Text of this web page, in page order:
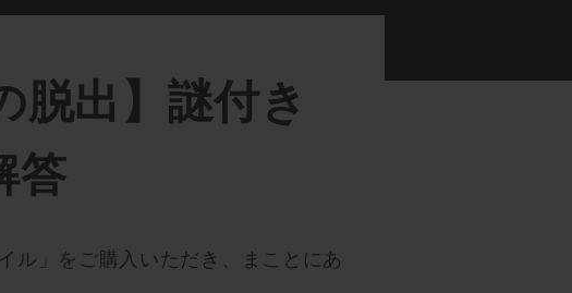
脱出】謎付き
答
ル」をご購入いただき、まことにあ